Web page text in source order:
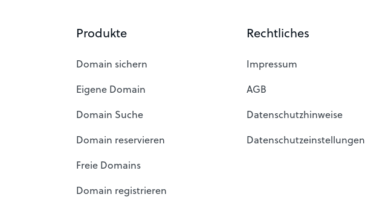
Produkte
Domain sichern
Eigene Domain
Domain Suche
Domain reservieren
Freie Domains
Domain registrieren
Rechtliches
Impressum
AGB
Datenschutzhinweise
Datenschutzeinstellungen